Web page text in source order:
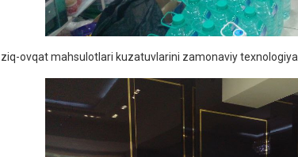
ovqat mahsulotlari kuzatuvlarini zamonaviy